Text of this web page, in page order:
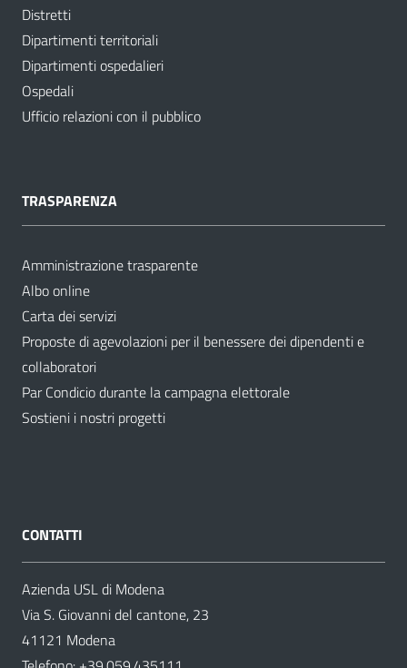
Distretti
Dipartimenti territoriali
Dipartimenti ospedalieri
Ospedali
Ufficio relazioni con il pubblico
TRASPARENZA
Amministrazione trasparente
Albo online
Carta dei servizi
Proposte di agevolazioni per il benessere dei dipendenti e
collaboratori
Par Condicio durante la campagna elettorale
Sostieni i nostri progetti
CONTATTI
Azienda USL di Modena
Via S. Giovanni del cantone, 23
41121 Modena